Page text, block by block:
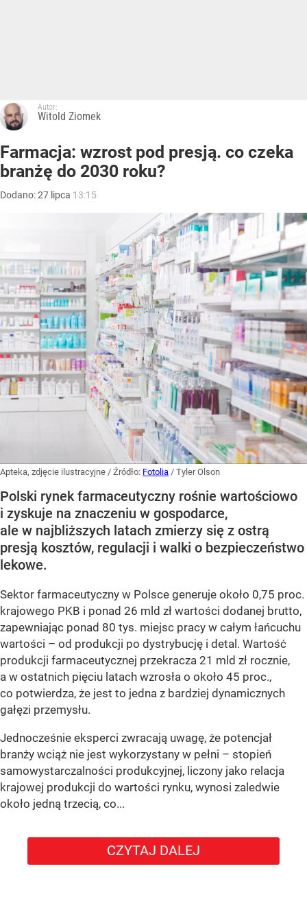
Autor:
Witold Ziomek
Farmacja: wzrost pod presją. co czeka
branżę do 2030 roku?
Dodano:27 lipca 13:15
Apteka, zdjęcie ilustracyjne / Źródło: Fotolia / Tyler Olson
Polski rynek farmaceutyczny rośnie wartościowo
i zyskuje na znaczeniu w gospodarce,
ale w najbliższych latach zmierzy się z ostrą
presją kosztów, regulacji i walki o bezpieczeństwo
lekowe.
Sektor farmaceutyczny w Polsce generuje około 0,75 proc.
krajowego PKB i ponad 26 mld zł wartości dodanej brutto,
zapewniając ponad 80 tys. miejsc pracy w całym łańcuchu
wartości – od produkcji po dystrybucję i detal. Wartość
produkcji farmaceutycznej przekracza 21 mld zł rocznie,
a w ostatnich pięciu latach wzrosła o około 45 proc.,
co potwierdza, że jest to jedna z bardziej dynamicznych
gałęzi przemysłu.
Jednocześnie eksperci zwracają uwagę, że potencjał
branży wciąż nie jest wykorzystany w pełni – stopień
samowystarczalności produkcyjnej, liczony jako relacja
krajowej produkcji do wartości rynku, wynosi zaledwie
około jedną trzecią, co...
CZYTAJ DALEJ